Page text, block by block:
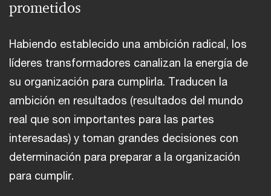
prometidos
Habiendo establecido una ambición radical, los
líderes transformadores canalizan la energía de
su organización para cumplirla. Traducen la
ambición en resultados (resultados del mundo
real que son importantes para las partes
interesadas) y toman grandes decisiones con
determinación para preparar a la organización
para cumplir.